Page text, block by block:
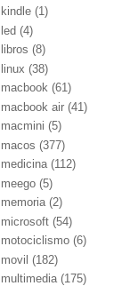
kindle (1)
led (4)
libros (8)
linux (38)
macbook (61)
macbook air (41)
macmini (5)
macos (377)
medicina (112)
meego (5)
memoria (2)
microsoft (54)
motociclismo (6)
movil (182)
multimedia (175)